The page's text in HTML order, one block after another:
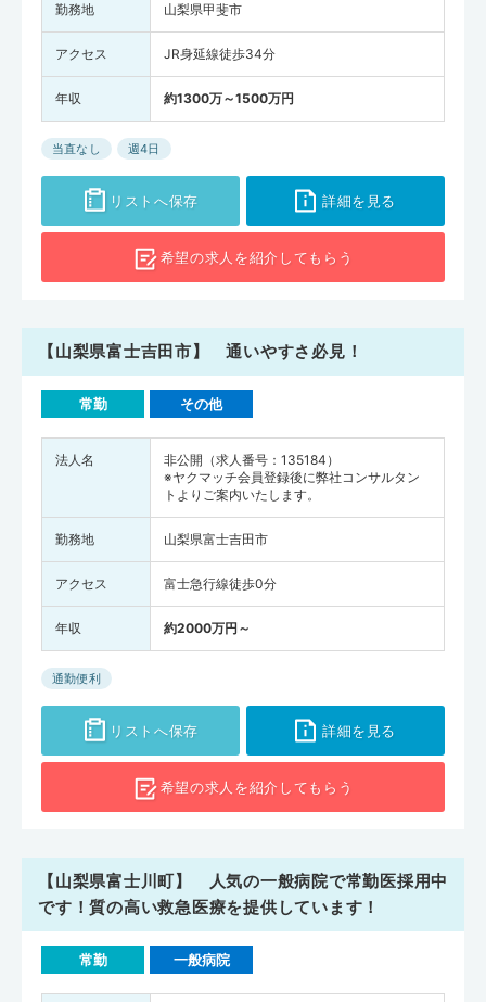
勤務地 山梨県甲斐市
アクセス JR身延線徒歩34分
年収 約1300万～1500万円
当直なし 週4日
リストへ保存 詳細を見る
希望の求人を紹介してもらう
【山梨県富士吉田市】 通いやすさ必見！
常勤 その他
法人名
非公開（求人番号：135184）
※ヤクマッチ会員登録後に弊社コンサルタン
トよりご案内いたします。
勤務地 山梨県富士吉田市
アクセス 富士急行線徒歩0分
年収 約2000万円～
通勤便利
リストへ保存 詳細を見る
希望の求人を紹介してもらう
【山梨県富士川町】 人気の一般病院で常勤医採用中
です！質の高い救急医療を提供しています！
常勤 一般病院